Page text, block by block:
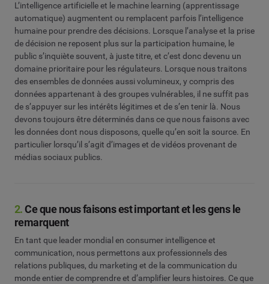
L’intelligence artificielle et le machine learning (apprentissage
automatique) augmentent ou remplacent parfois l’intelligence
humaine pour prendre des décisions. Lorsque l’analyse et la prise
de décision ne reposent plus sur la participation humaine, le
public s’inquiète souvent, à juste titre, et c’est donc devenu un
domaine prioritaire pour les régulateurs. Lorsque nous traitons
des ensembles de données aussi volumineux, y compris des
données appartenant à des groupes vulnérables, il ne suffit pas
de s’appuyer sur les intérêts légitimes et de s’en tenir là. Nous
devons toujours être déterminés dans ce que nous faisons avec
les données dont nous disposons, quelle qu’en soit la source. En
particulier lorsqu’il s’agit d’images et de vidéos provenant de
médias sociaux publics.
2.Ce que nous faisons est important et les gens le
remarquent
En tant que leader mondial en consumer intelligence et
communication, nous permettons aux professionnels des
relations publiques, du marketing et de la communication du
monde entier de comprendre et d’amplifier leurs histoires. Ce que